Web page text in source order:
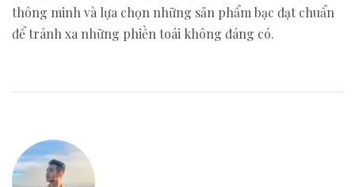
thông minh và lựa chọn những sản phẩm bạc đạt chuẩn
để tránh xa những phiền toái không đáng có.